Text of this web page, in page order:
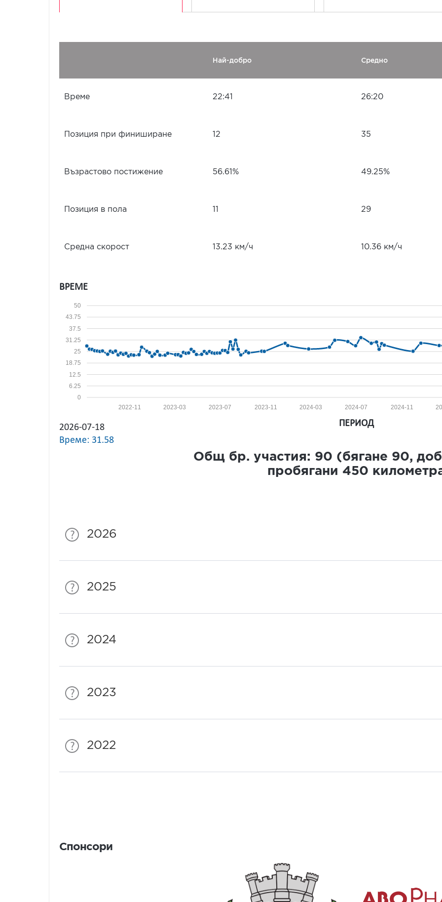
Най-добро Средно
Време 22:41 26:20
Позиция при финиширане 12 35
Възрастово постижение 56.61% 49.25%
Позиция в пола 29
Средна скорост 13.23 км/ч 10.36 км/ч
ВРЕМЕ
0
6.25
12.5
18.75
25
31.25
37.5
43.75
50
2024-11
2024-07
2024-03
2023-11
2023-07
2023-03
2022-11
2026-07-18
Време: 31.58
ПЕРИОД
Общ бр. участия: 90 (бягане 90,
пробягани 450
2026
2025
2024
2023
2022
Спонсори